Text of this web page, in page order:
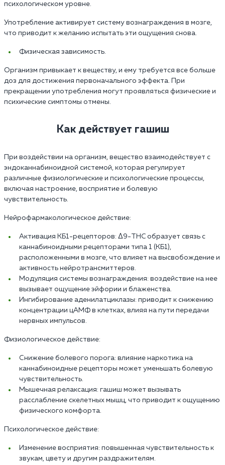
психологическом уровне.
Употребление активирует систему вознаграждения в мозге,
что приводит к желанию испытать эти ощущения снова.
Физическая зависимость.
Организм привыкает к веществу, и ему требуется все больше
доз для достижения первоначального эффекта. При
прекращении употребления могут проявляться физические и
психические симптомы отмены.
Как действует гашиш
При воздействии на организм, вещество взаимодействует с
эндоканнабиноидной системой, которая регулирует
различные физиологические и психологические процессы,
включая настроение, восприятие и болевую
чувствительность.
Нейрофармакологическое действие:
Активация КБ1-рецепторов: Δ9-THC образует связь с
каннабиноидными рецепторами типа 1 (КБ1),
расположенными в мозге, что влияет на высвобождение и
активность нейротрансмиттеров.
Модуляция системы вознаграждения: воздействие на нее
вызывает ощущение эйфории и блаженства.
Ингибирование аденилатциклазы: приводит к снижению
концентрации цАМФ в клетках, влияя на пути передачи
нервных импульсов.
Физиологическое действие:
Снижение болевого порога: влияние наркотика на
каннабиноидные рецепторы может уменьшать болевую
чувствительность.
Мышечная релаксация: гашиш может вызывать
расслабление скелетных мышц, что приводит к ощущению
физического комфорта.
Психологическое действие:
Изменение восприятия: повышенная чувствительность к
звукам, цвету и другим раздражителям.